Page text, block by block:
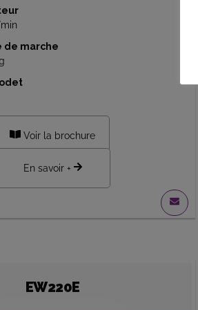
de marche
Voir la brochure
En savoir +
EW220E